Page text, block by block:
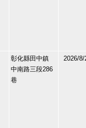
彰化縣田中鎮
中南路三段286
巷
2026/8/